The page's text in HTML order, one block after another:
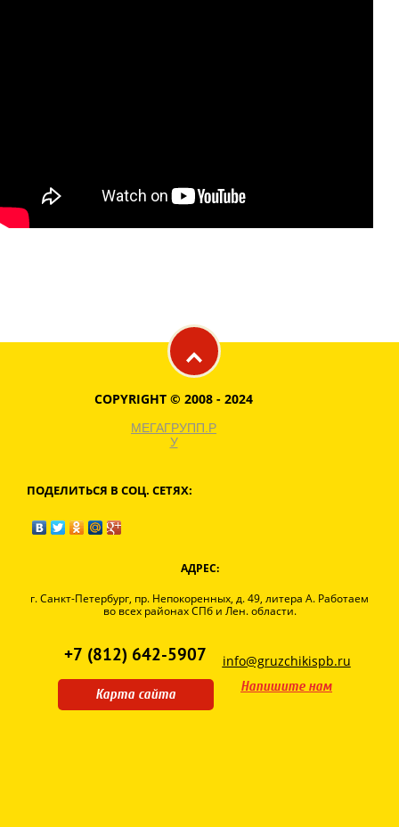
COPYRIGHT © 2008 - 2024
МЕГАГРУПП.Р
У
ПОДЕЛИТЬСЯ В СОЦ. СЕТЯХ:
АДРЕС:
г. Санкт-Петербург, пр. Непокоренных, д. 49, литера А. Работаем
во всех районах СПб и Лен. области.
+7 (812) 642-5907
Карта сайта
info@gruzchikispb.ru
Напишите нам